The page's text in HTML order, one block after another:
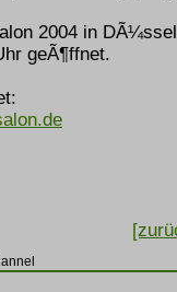
2004 in
geÃ¶ffnet.